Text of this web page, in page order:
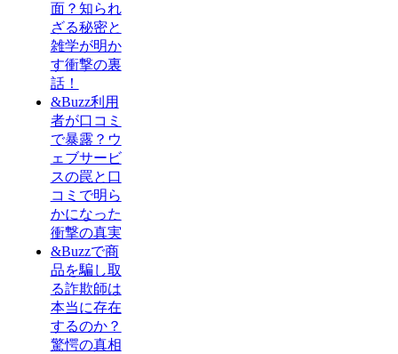
面？知られ
ざる秘密と
雑学が明か
す衝撃の裏
話！
&Buzz利用
者が口コミ
で暴露？ウ
ェブサービ
スの罠と口
コミで明ら
かになった
衝撃の真実
&Buzzで商
品を騙し取
る詐欺師は
本当に存在
するのか？
驚愕の真相